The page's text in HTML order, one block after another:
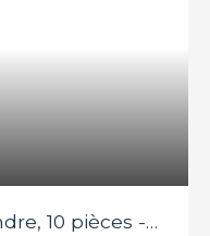
10 pièces -